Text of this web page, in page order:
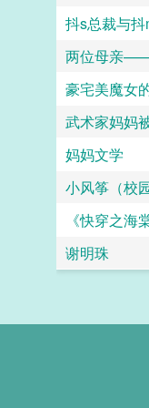
抖s总裁与
两位母亲
豪宅美魔女
武术家妈妈
妈妈文学
小风筝（校
《快穿之海
谢明珠